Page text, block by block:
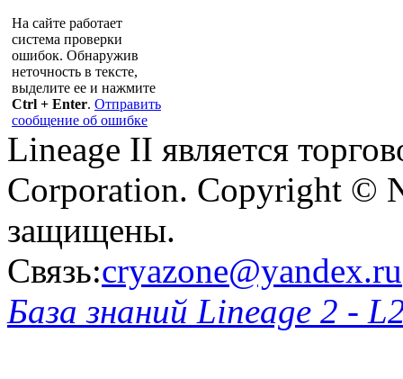
На сайте работает
система проверки
ошибок. Обнаружив
неточность в тексте,
выделите ее и нажмите
Ctrl + Enter. Отправить
сообщение об ошибке
Lineage II является
Corporation. Copyright ©
защищены.
Связь:cryazone@yandex.ru
База знаний Lineage 2 -